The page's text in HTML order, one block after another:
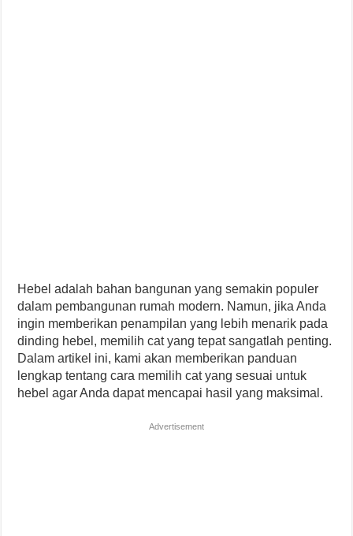
Hebel adalah bahan bangunan yang semakin populer
dalam pembangunan rumah modern. Namun, jika Anda
ingin memberikan penampilan yang lebih menarik pada
dinding hebel, memilih cat yang tepat sangatlah penting.
Dalam artikel ini, kami akan memberikan panduan
lengkap tentang cara memilih cat yang sesuai untuk
hebel agar Anda dapat mencapai hasil yang maksimal.
Advertisement